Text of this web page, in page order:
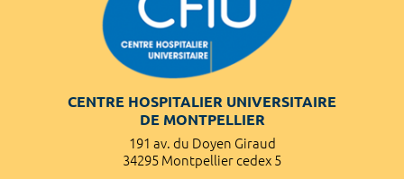
CENTRE HOSPITALIER UNIVERSITAIRE
DE MONTPELLIER
191 av. du Doyen Giraud
34295 Montpellier cedex 5